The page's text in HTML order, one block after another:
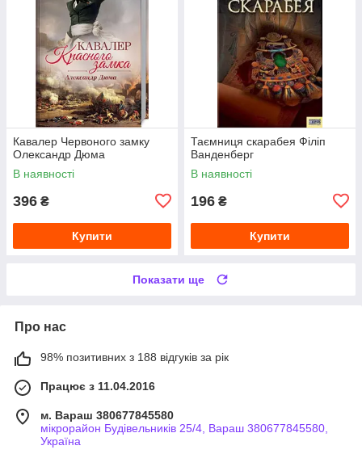
Кавалер Червоного замку
Олександр Дюма
В наявності
396 ₴
Купити
Таємниця скарабея Філіп
Ванденберг
В наявності
196 ₴
Купити
Показати ще
Про нас
98% позитивних з 188 відгуків за рік
Працює з 11.04.2016
м. Вараш 380677845580
мікрорайон Будівельників 25/4, Вараш 380677845580,
Україна